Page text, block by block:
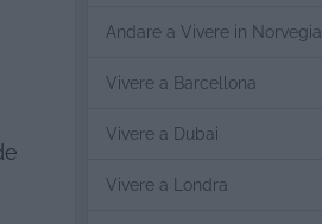
Andare a Vivere in Norvegia
Vivere a Barcellona
Vivere a Dubai
Vivere a Londra